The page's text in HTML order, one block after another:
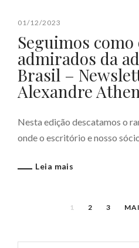
01/12/2023
Seguimos como
admirados da
Brasil –
Alexandre
Nesta edição descatamos o
onde o escritório e nosso
Leia mais
1 2 3